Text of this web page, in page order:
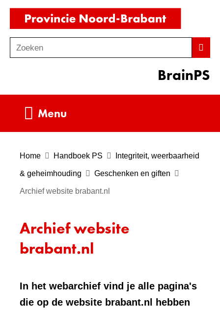
Ga
de
inhoud
o
Zoeken
BrainPS
Menu
Home Handboek PS Integriteit, weerbaarheid
& geheimhouding Geschenken en giften
Archief website brabant.nl
Archief website
brabant.nl
In het webarchief vind je alle pagina's
die op de website brabant.nl hebben